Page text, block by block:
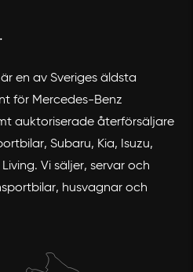
en av Sveriges äldsta
för Mercedes-Benz
auktoriserade återförsäljare
Subaru, Kia, Isuzu,
Vi säljer, servar och
husvagnar och